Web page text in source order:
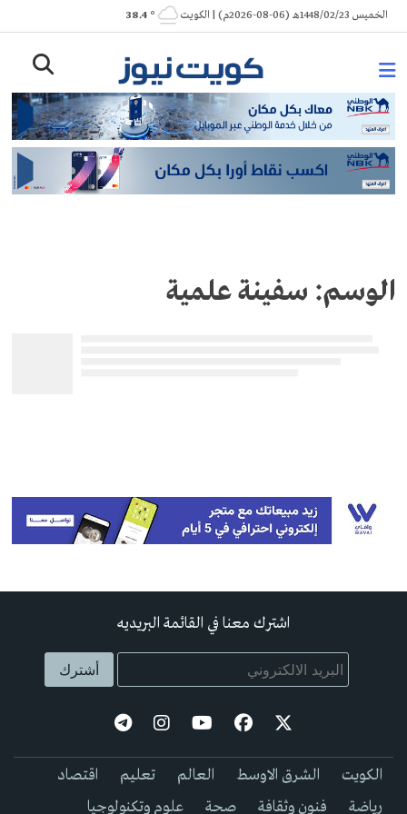
Skip
to
الخميس 1448/02/23هـ (06-08-2026م) | الكويت ° 38.4
الوسم: سفينة علمية
اشترك معنا في القائمة البريديه
الكويت الشرق الاوسط العالم تعليم
اقتصاد
رياضة
فنون وثقافة صحة علوم وتكنولوجيا